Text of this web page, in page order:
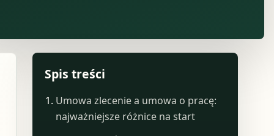
Spis treści
Umowa zlecenie a umowa o pracę:
najważniejsze różnice na start